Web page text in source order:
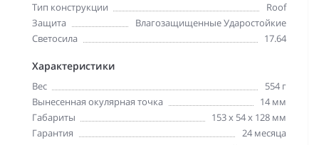
Тип конструкции
Roof
Защита
Влагозащищенные Ударостойкие
Светосила
17.64
Характеристики
Вес
554 г
Вынесенная окулярная точка
14 мм
Габариты
153 x 54 x 128 мм
Гарантия
24 месяца